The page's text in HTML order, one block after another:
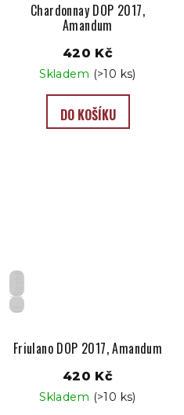
Chardonnay DOP 2017,
Amandum
420 Kč
Skladem (>10 ks)
DO KOŠÍKU
IT
Suché
Friulano DOP 2017, Amandum
420 Kč
Skladem (>10 ks)